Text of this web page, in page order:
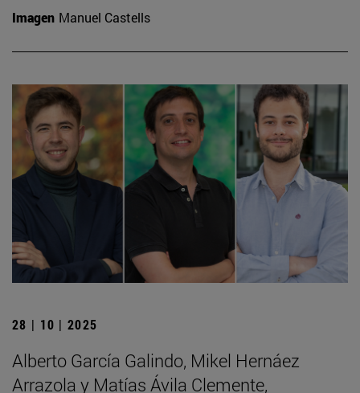
Imagen Manuel Castells
28 | 10 | 2025
Alberto García Galindo, Mikel Hernáez
Arrazola y Matías Ávila Clemente,